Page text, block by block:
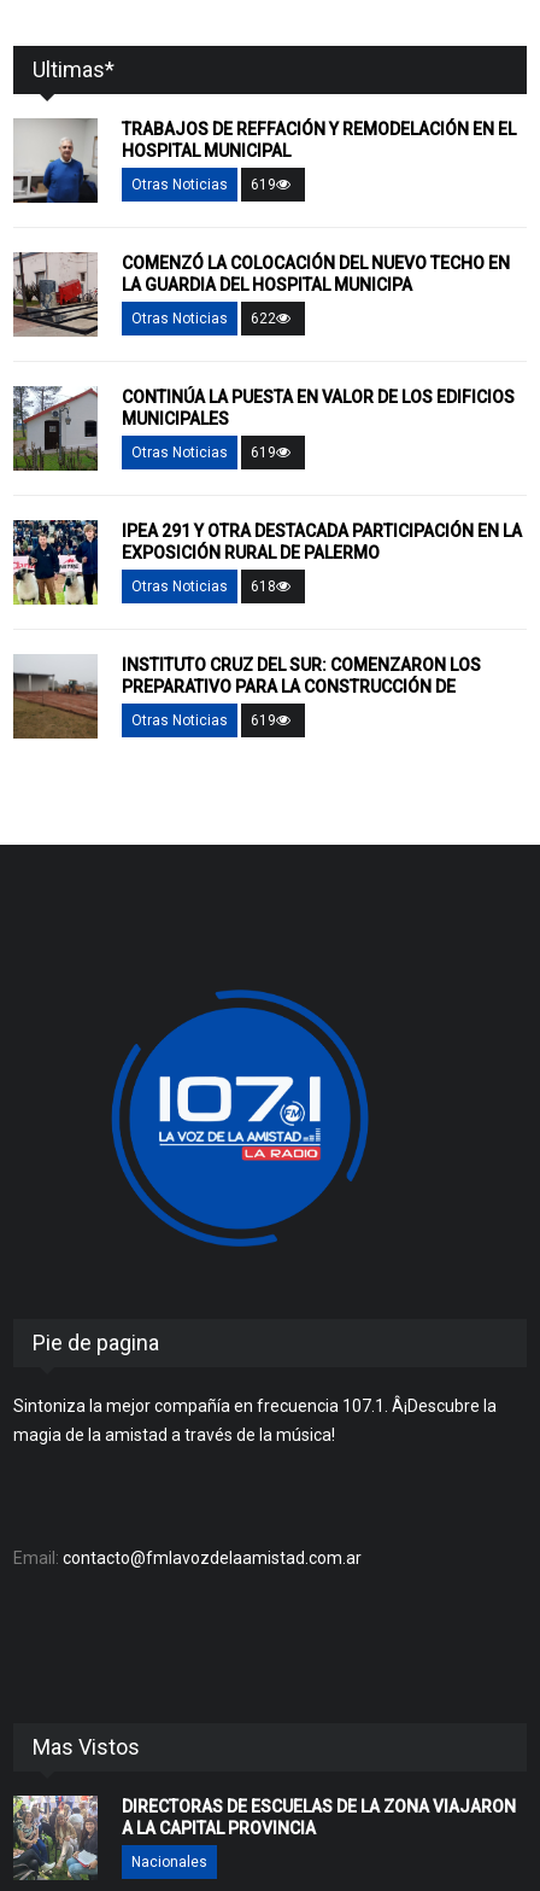
Ultimas*
TRABAJOS DE REFFACIÓN Y REMODELACIÓN EN EL
HOSPITAL MUNICIPAL
Otras Noticias 619
COMENZÓ LA COLOCACIÓN DEL NUEVO TECHO EN
LA GUARDIA DEL HOSPITAL MUNICIPA
Otras Noticias 622
CONTINÚA LA PUESTA EN VALOR DE LOS EDIFICIOS
MUNICIPALES
Otras Noticias 619
IPEA 291 Y OTRA DESTACADA PARTICIPACIÓN EN LA
EXPOSICIÓN RURAL DE PALERMO
Otras Noticias 618
INSTITUTO CRUZ DEL SUR: COMENZARON LOS
PREPARATIVO PARA LA CONSTRUCCIÓN DE
Otras Noticias 619
Pie de pagina
Sintoniza la mejor compañía en frecuencia 107.1. Â¡Descubre la
magia de la amistad a través de la música!
Email:contacto@fmlavozdelaamistad.com.ar
Mas Vistos
DIRECTORAS DE ESCUELAS DE LA ZONA VIAJARON
A LA CAPITAL PROVINCIA
Nacionales